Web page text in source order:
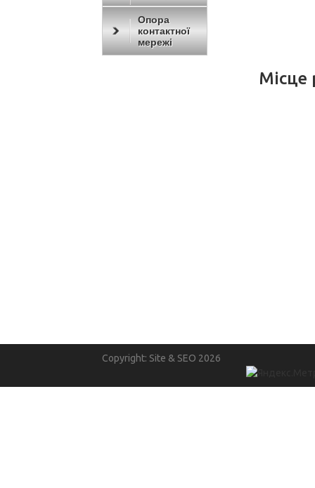
Опора
контактної
мережі
Місце
Copyright: Site & SEO 2026